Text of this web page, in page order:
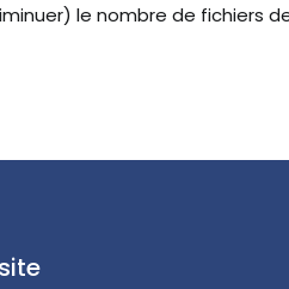
le nombre de fichiers